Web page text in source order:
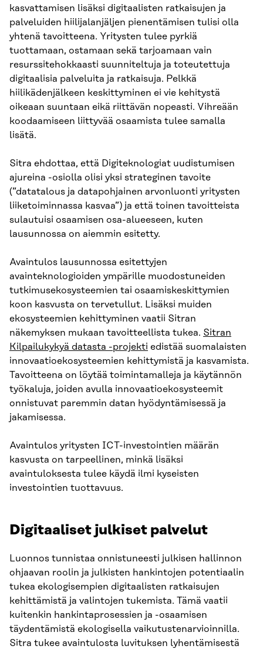
kasvattamisen lisäksi digitaalisten ratkaisujen ja
palveluiden hiilijalanjäljen pienentämisen tulisi olla
yhtenä tavoitteena. Yritysten tulee pyrkiä
tuottamaan, ostamaan sekä tarjoamaan vain
resurssitehokkaasti suunniteltuja ja toteutettuja
digitaalisia palveluita ja ratkaisuja. Pelkkä
hiilikädenjälkeen keskittyminen ei vie kehitystä
oikeaan suuntaan eikä riittävän nopeasti. Vihreään
koodaamiseen liittyvää osaamista tulee samalla
lisätä.
Sitra ehdottaa, että Digiteknologiat uudistumisen
ajureina -osiolla olisi yksi strateginen tavoite
(”datatalous ja datapohjainen arvonluonti yritysten
liiketoiminnassa kasvaa”) ja että toinen tavoitteista
sulautuisi osaamisen osa-alueeseen, kuten
lausunnossa on aiemmin esitetty.
Avaintulos lausunnossa esitettyjen
avainteknologioiden ympärille muodostuneiden
tutkimusekosysteemien tai osaamiskeskittymien
koon kasvusta on tervetullut. Lisäksi muiden
ekosysteemien kehittyminen vaatii Sitran
näkemyksen mukaan tavoitteellista tukea. Sitran
Kilpailukykyä datasta -projekti edistää suomalaisten
innovaatioekosysteemien kehittymistä ja kasvamista.
Tavoitteena on löytää toimintamalleja ja käytännön
työkaluja, joiden avulla innovaatioekosysteemit
onnistuvat paremmin datan hyödyntämisessä ja
jakamisessa.
Avaintulos yritysten ICT-investointien määrän
kasvusta on tarpeellinen, minkä lisäksi
avaintuloksesta tulee käydä ilmi kyseisten
investointien tuottavuus.
Digitaaliset julkiset palvelut
Luonnos tunnistaa onnistuneesti julkisen hallinnon
ohjaavan roolin ja julkisten hankintojen potentiaalin
tukea ekologisempien digitaalisten ratkaisujen
kehittämistä ja valintojen tukemista. Tämä vaatii
kuitenkin hankintaprosessien ja -osaamisen
täydentämistä ekologisella vaikutustenarvioinnilla.
Sitra tukee avaintulosta luvituksen lyhentämisestä